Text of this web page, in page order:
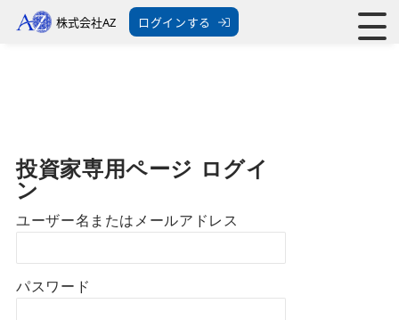
株式会社AZ ログインする
投資家専用ページ ログイ
ン
ユーザー名またはメールアドレス
パスワード